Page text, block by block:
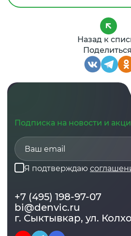
Назад к
Подписка на новости и
Я подтверждаю
+7 (495) 198-97-07
bi@denvic.ru
г. Сыктывкар, ул.